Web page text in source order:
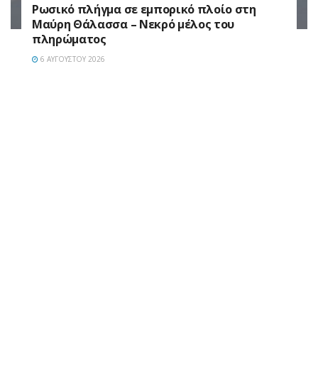
Ρωσικό πλήγμα σε εμπορικό πλοίο στη
Μαύρη Θάλασσα – Νεκρό μέλος του
πληρώματος
6 ΑΥΓΟΎΣΤΟΥ 2026